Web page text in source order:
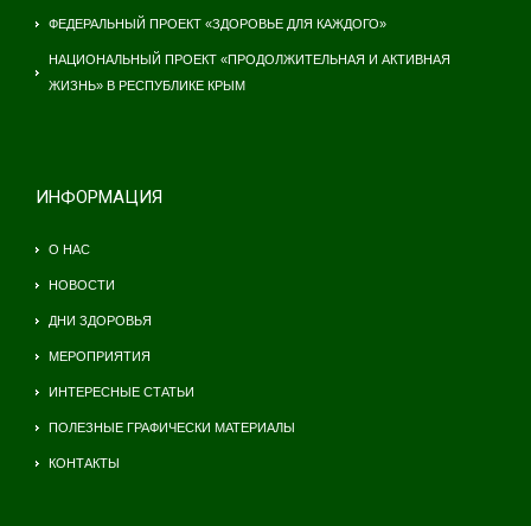
ФЕДЕРАЛЬНЫЙ ПРОЕКТ «ЗДОРОВЬЕ ДЛЯ КАЖДОГО»
НАЦИОНАЛЬНЫЙ ПРОЕКТ «ПРОДОЛЖИТЕЛЬНАЯ И АКТИВНАЯ
ЖИЗНЬ» В РЕСПУБЛИКЕ КРЫМ
ИНФОРМАЦИЯ
О НАС
НОВОСТИ
ДНИ ЗДОРОВЬЯ
МЕРОПРИЯТИЯ
ИНТЕРЕСНЫЕ СТАТЬИ
ПОЛЕЗНЫЕ ГРАФИЧЕСКИ МАТЕРИАЛЫ
КОНТАКТЫ